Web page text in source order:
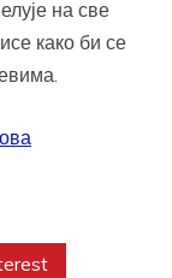
на све
како би се